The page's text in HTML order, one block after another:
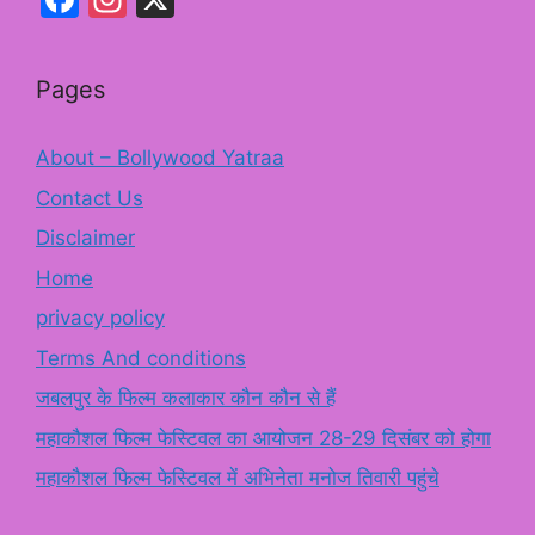
Pages
About – Bollywood Yatraa
Contact Us
Disclaimer
Home
privacy policy
Terms And conditions
जबलपुर के फिल्म कलाकार कौन कौन से हैं
महाकौशल फिल्म फेस्टिवल का आयोजन 28-29 दिसंबर को होगा
महाकौशल फिल्म फेस्टिवल में अभिनेता मनोज तिवारी पहुंचे